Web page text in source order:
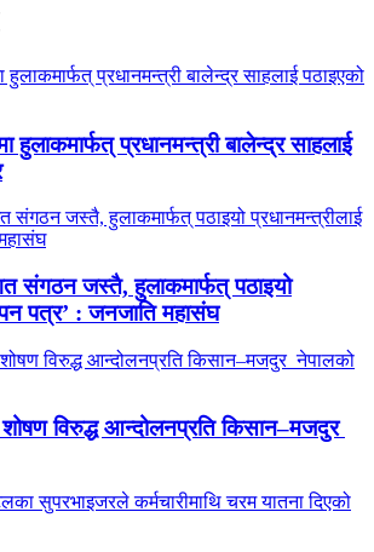
प्रधानमन्त्री बालेन्द्र साहलाई
संगठन जस्तै, हुलाकमार्फत् पठाइयो
पत्र’ : जनजाति महासंघ
शोषण विरुद्ध आन्दोलनप्रति किसान–मजदुर